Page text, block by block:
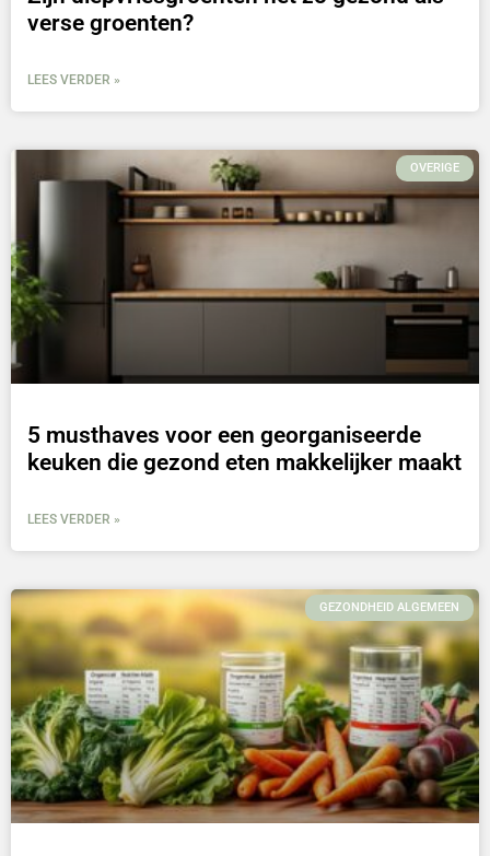
verse groenten?
LEES VERDER »
OVERIGE
5 musthaves voor een georganiseerde
keuken die gezond eten makkelijker maakt
LEES VERDER »
GEZONDHEID ALGEMEEN